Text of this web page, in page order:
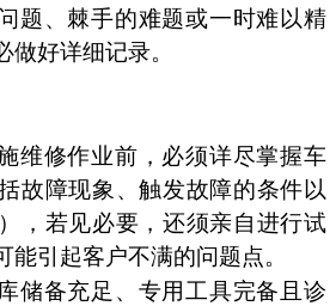
题、棘手的难题或一时难以精
做好详细记录。
维修作业前，必须详尽掌握车
故障现象、触发故障的条件以
，若见必要，还须亲自进行试
能引起客户不满的问题点。
储备充足、专用工具完备且诊